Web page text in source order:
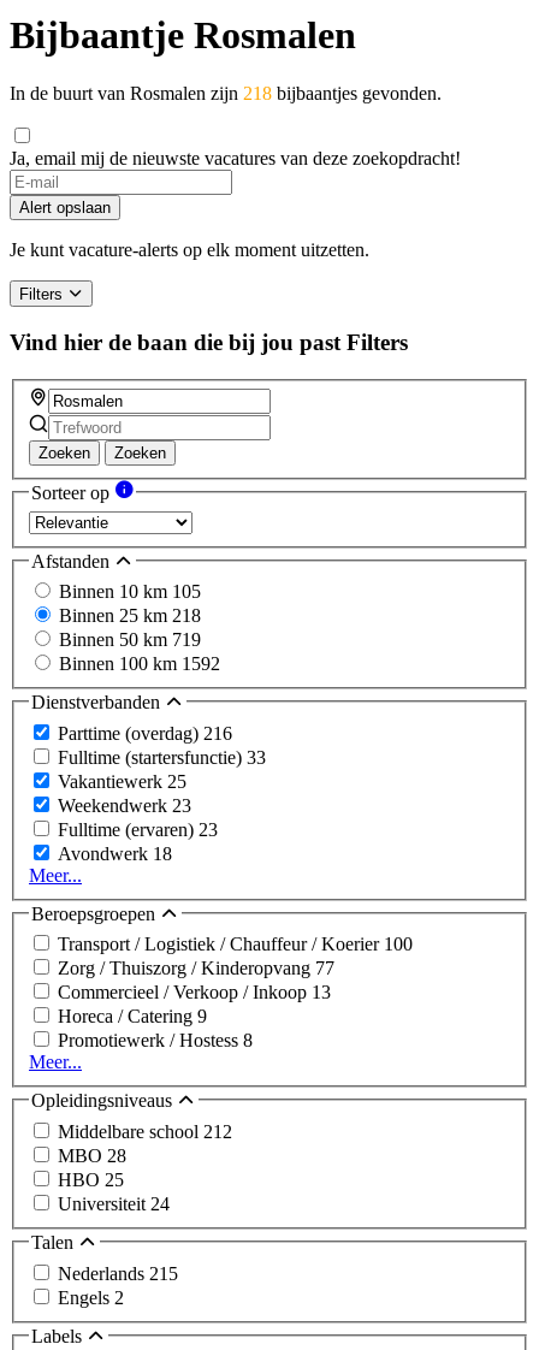
Bijbaantje Rosmalen
In de buurt van Rosmalen zijn 218 bijbaantjes gevonden.
Ja, email mij de nieuwste vacatures van deze zoekopdracht!
Alert opslaan
Je kunt vacature-alerts op elk moment uitzetten.
Filters
Vind hier de baan die bij jou past Filters
Zoeken Zoeken
Sorteer op
Afstanden
Binnen 10 km 105
Binnen 25 km 218
Binnen 50 km 719
Binnen 100 km 1592
Dienstverbanden
Parttime (overdag) 216
Fulltime (startersfunctie) 33
Vakantiewerk 25
Weekendwerk 23
Fulltime (ervaren) 23
Avondwerk 18
Meer...
Beroepsgroepen
Transport / Logistiek / Chauffeur / Koerier 100
Zorg / Thuiszorg / Kinderopvang 77
Commercieel / Verkoop / Inkoop 13
Horeca / Catering 9
Promotiewerk / Hostess 8
Meer...
Opleidingsniveaus
Middelbare school 212
MBO 28
HBO 25
Universiteit 24
Talen
Nederlands 215
Engels 2
Labels